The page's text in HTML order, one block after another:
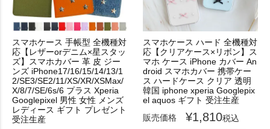
スマホケース 手帳型 全機種対
応【レザーorデニム×星スタッ
ズ】スマホカバー 革 皮 ジー
ンズ iPhone17/16/15/14/13/1
2/SE3/SE2/11/XS/XR/XSMax/
X/8/7/SE/6s/6 プラス Xperia
Googlepixel 男性 女性 メンズ
レディース ギフト プレゼント
受注生産
スマホケース ハード 全機種対
応【クリアケース×リボン】ス
マホ ケース iPhone カバー An
droid スマホカバー 携帯ケー
ス ハードケース クリア 透明
韓国 iphone xperia Googlepix
el aquos ギフト 受注生産
販売価格
¥1,810税込